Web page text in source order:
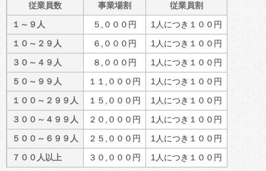
従業員数 事業場割
従業員割
１～９人
５,０００円
1人につき１００円
１０～２９人
６,０００円
1人につき１００円
３０～４９人
８,０００円
1人につき１００円
５０～９９人
１１,０００円
1人につき１００円
１００～２９９人
１５,０００円
1人につき１００円
３００～４９９人
２０,０００円
1人につき１００円
５００～６９９人
２５,０００円
1人につき１００円
７００人以上
３０,０００円 1人につき１００円